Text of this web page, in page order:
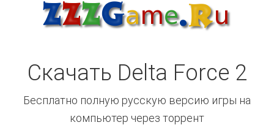
Скачать Delta Force 2
Бесплатно полную русскую версию игры на
компьютер через торрент